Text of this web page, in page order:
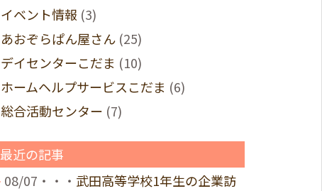
イベント情報 (3)
あおぞらぱん屋さん(25)
デイセンターこだま (10)
ホームヘルプサービスこだま (6)
総合活動センター (7)
最近の記事
08/07・・・ 武田高等学校1年生の企業訪